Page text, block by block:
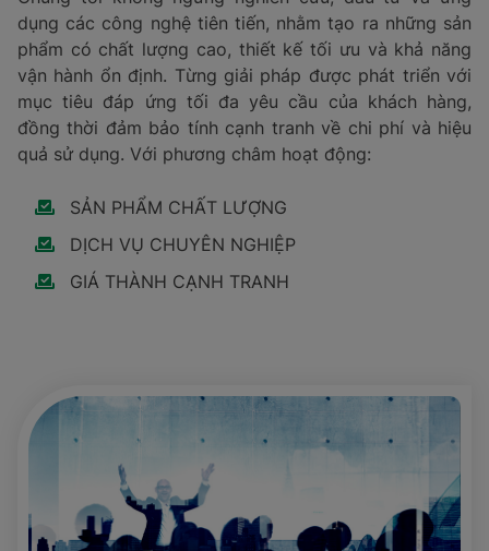
dụng các công nghệ tiên tiến, nhằm tạo ra những sản
phẩm có chất lượng cao, thiết kế tối ưu và khả năng
vận hành ổn định. Từng giải pháp được phát triển với
mục tiêu đáp ứng tối đa yêu cầu của khách hàng,
đồng thời đảm bảo tính cạnh tranh về chi phí và hiệu
quả sử dụng. Với phương châm hoạt động:
SẢN PHẨM CHẤT LƯỢNG
DỊCH VỤ CHUYÊN NGHIỆP
GIÁ THÀNH CẠNH TRANH